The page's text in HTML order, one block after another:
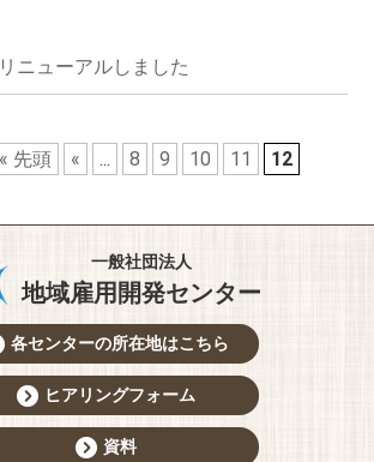
ニューアルしました
« 先頭 « ... 8 9 10 11 12
一般社団法人
地域雇用開発センター
各センターの所在地はこちら
ヒアリングフォーム
資料